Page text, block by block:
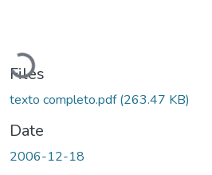
Loading...
Files
texto completo.pdf(263.47 KB)
Date
2006-12-18